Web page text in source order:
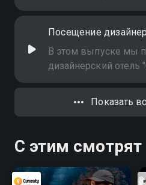
В этом выпуске мы
дизайнерский отель
Показать
С этим смотрят